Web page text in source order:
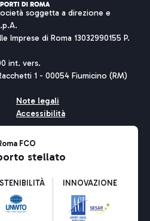
soggetta a direzione e
Imprese di Roma 13032990155 P.
int. vers.
1 - 00054 Fiumicino (RM)
Note legali
Accessibilità
FCO
stellato
INNOVAZIONE